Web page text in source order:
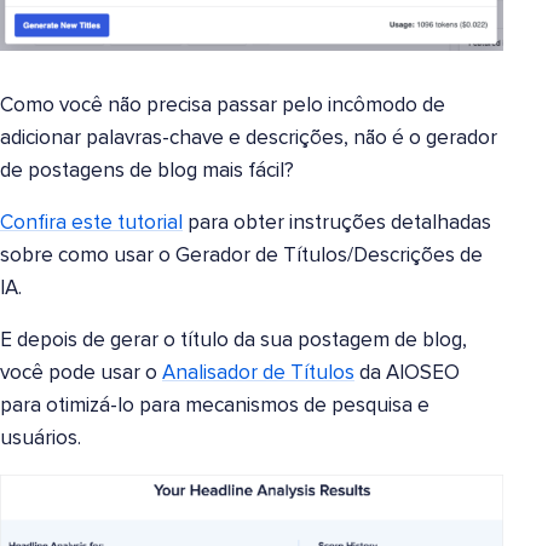
Como você não precisa passar pelo incômodo de
adicionar palavras-chave e descrições, não é o gerador
de postagens de blog mais fácil?
Confira este tutorial para obter instruções detalhadas
sobre como usar o Gerador de Títulos/Descrições de
IA.
E depois de gerar o título da sua postagem de blog,
você pode usar o Analisador de Títulos da AIOSEO
para otimizá-lo para mecanismos de pesquisa e
usuários.